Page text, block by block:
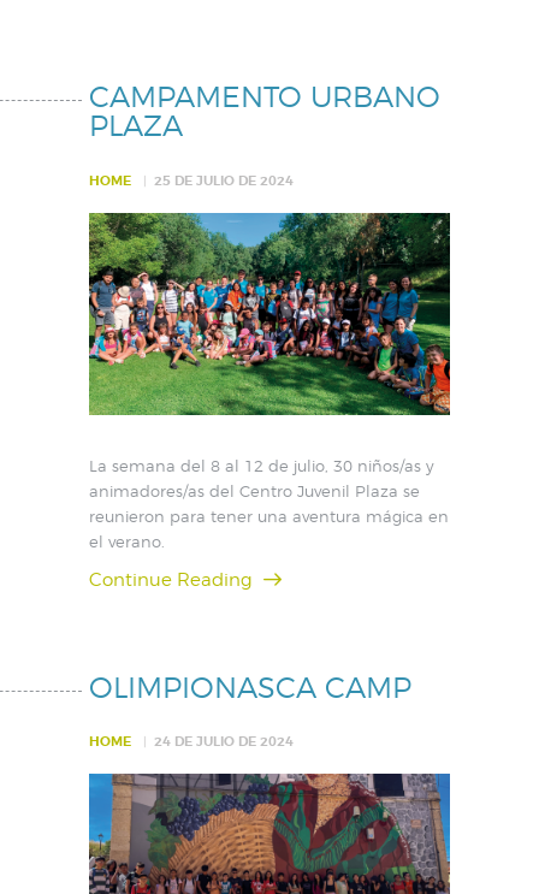
CAMPAMENTO URBANO
PLAZA
HOME 25 DE JULIO DE 2024
La semana del 8 al 12 de julio, 30 niños/as y
animadores/as del Centro Juvenil Plaza se
reunieron para tener una aventura mágica en
el verano.
Continue Reading
OLIMPIONASCA CAMP
HOME 24 DE JULIO DE 2024